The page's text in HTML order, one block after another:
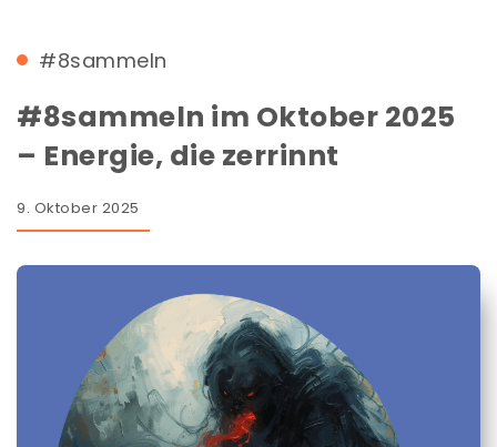
#8sammeln
#8sammeln im Oktober 2025
– Energie, die zerrinnt
9. Oktober 2025